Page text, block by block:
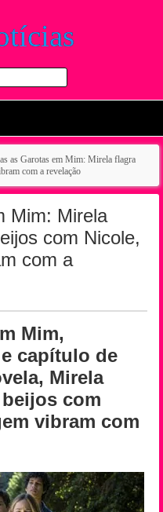
as Garotas em Mim: Mirela flagra
com a revelação
Mim: Mirela
com Nicole,
com a
Mim,
capítulo de
Mirela
com
vibram com